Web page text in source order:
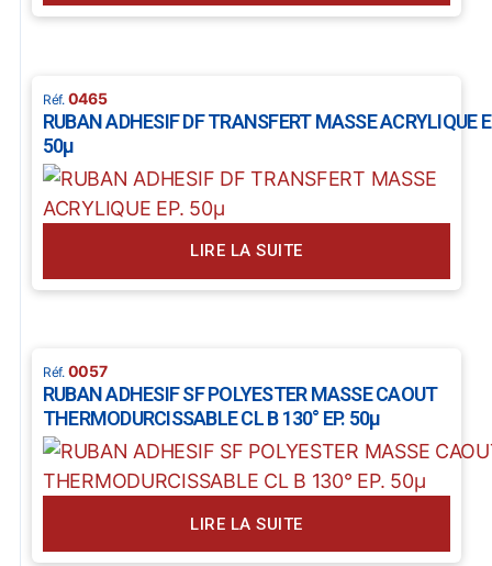
RUBAN ADHESIF DF TRANSFERT MASSE ACRYLIQUE
50µ
0465
LIRE LA SUITE
RUBAN ADHESIF SF POLYESTER MASSE CAOUT
THERMODURCISSABLE CL B 130° EP. 50µ
0057
LIRE LA SUITE